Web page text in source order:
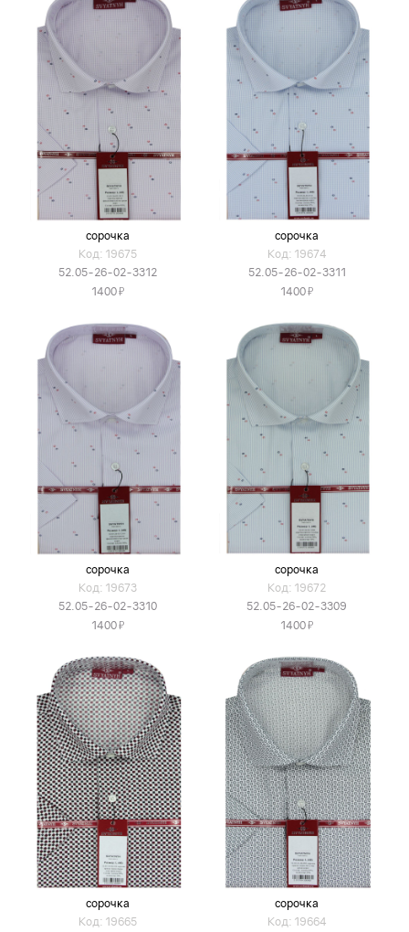
сорочка
Код: 19675
52.05-26-02-3312
1400Я
сорочка
Код: 19674
52.05-26-02-3311
1400Я
сорочка
Код: 19673
52.05-26-02-3310
1400Я
сорочка
Код: 19672
52.05-26-02-3309
1400Я
сорочка
Код: 19665
сорочка
Код: 19664